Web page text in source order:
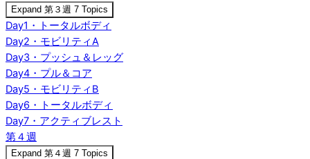
Expand 第３週 7 Topics
Day1・トータルボディ
Day2・モビリティA
Day3・プッシュ＆レッグ
Day4・プル＆コア
Day5・モビリティB
Day6・トータルボディ
Day7・アクティブレスト
第４週
Expand 第４週 7 Topics